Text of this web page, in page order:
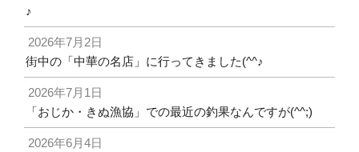
♪
2026年7月2日
街中の「中華の名店」に行ってきました(^^♪
2026年7月1日
「おじか・きぬ漁協」での最近の釣果なんですが(^^;)
2026年6月4日